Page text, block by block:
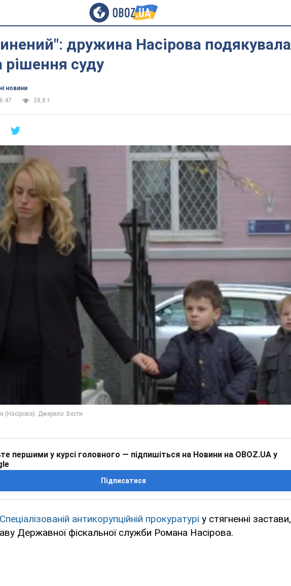
дружина Насірова подякувала
рішення суду
новини
28,8 т.
першими у курсі головного — підпишіться на Новини на OBOZ.UA у
Підписатися
антикорупційній прокуратурі у стягненні застави,
Державної фіскальної служби Романа Насірова.